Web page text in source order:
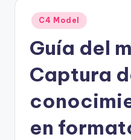
Publicado
en
C4 Model
Guía del
Captura
en